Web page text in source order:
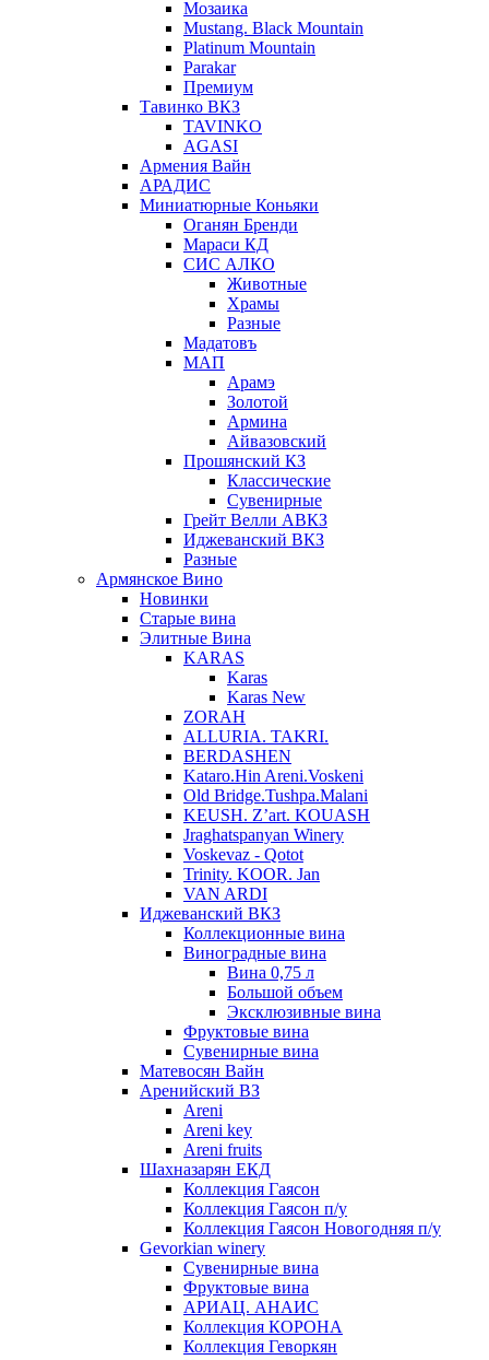
Мозаика
Mustang. Black Mountain
Platinum Mountain
Parakar
Премиум
Тавинко ВКЗ
TAVINKO
AGASI
Армения Вайн
АРАДИС
Миниатюрные Коньяки
Оганян Бренди
Мараси КД
СИС АЛКО
Животные
Храмы
Разные
Мадатовъ
МАП
Арамэ
Золотой
Армина
Айвазовский
Прошянский КЗ
Классические
Сувенирные
Грейт Велли АВКЗ
Иджеванский ВКЗ
Разные
Армянское Вино
Новинки
Старые вина
Элитные Вина
KARAS
Karas
Karas New
ZORAH
ALLURIA. TAKRI.
BERDASHEN
Kataro.Hin Areni.Voskeni
Old Bridge.Tushpa.Malani
KEUSH. Z’art. KOUASH
Jraghatspanyan Winery
Voskevaz - Qotot
Trinity. KOOR. Jan
VAN ARDI
Иджеванский ВКЗ
Коллекционные вина
Виноградные вина
Вина 0,75 л
Большой объем
Эксклюзивные вина
Фруктовые вина
Cувенирные вина
Матевосян Вайн
Аренийский ВЗ
Areni
Areni key
Areni fruits
Шахназарян ЕКД
Коллекция Гаясон
Коллекция Гаясон п/у
Коллекция Гаясон Новогодняя п/у
Gevorkian winery
Сувенирные вина
Фруктовые вина
АРИАЦ. АНАИС
Коллекция КОРОНА
Коллекция Геворкян